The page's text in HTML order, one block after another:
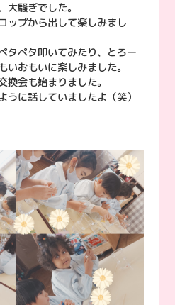
騒ぎでした。
ップから出して楽しみまし
タペタ叩いてみたり、とろー
いおもいに楽しみました。
換会も始まりました。
うに話していましたよ（笑）